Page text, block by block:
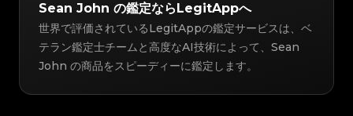
Sean John の鑑定ならLegitAppへ
世界で評価されているLegitAppの鑑定サービスは、ベ
テラン鑑定士チームと高度なAI技術によって、Sean
John の商品をスピーディーに鑑定します。